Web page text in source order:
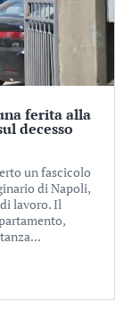
ferita alla
decesso
un fascicolo
di Napoli,
lavoro. Il